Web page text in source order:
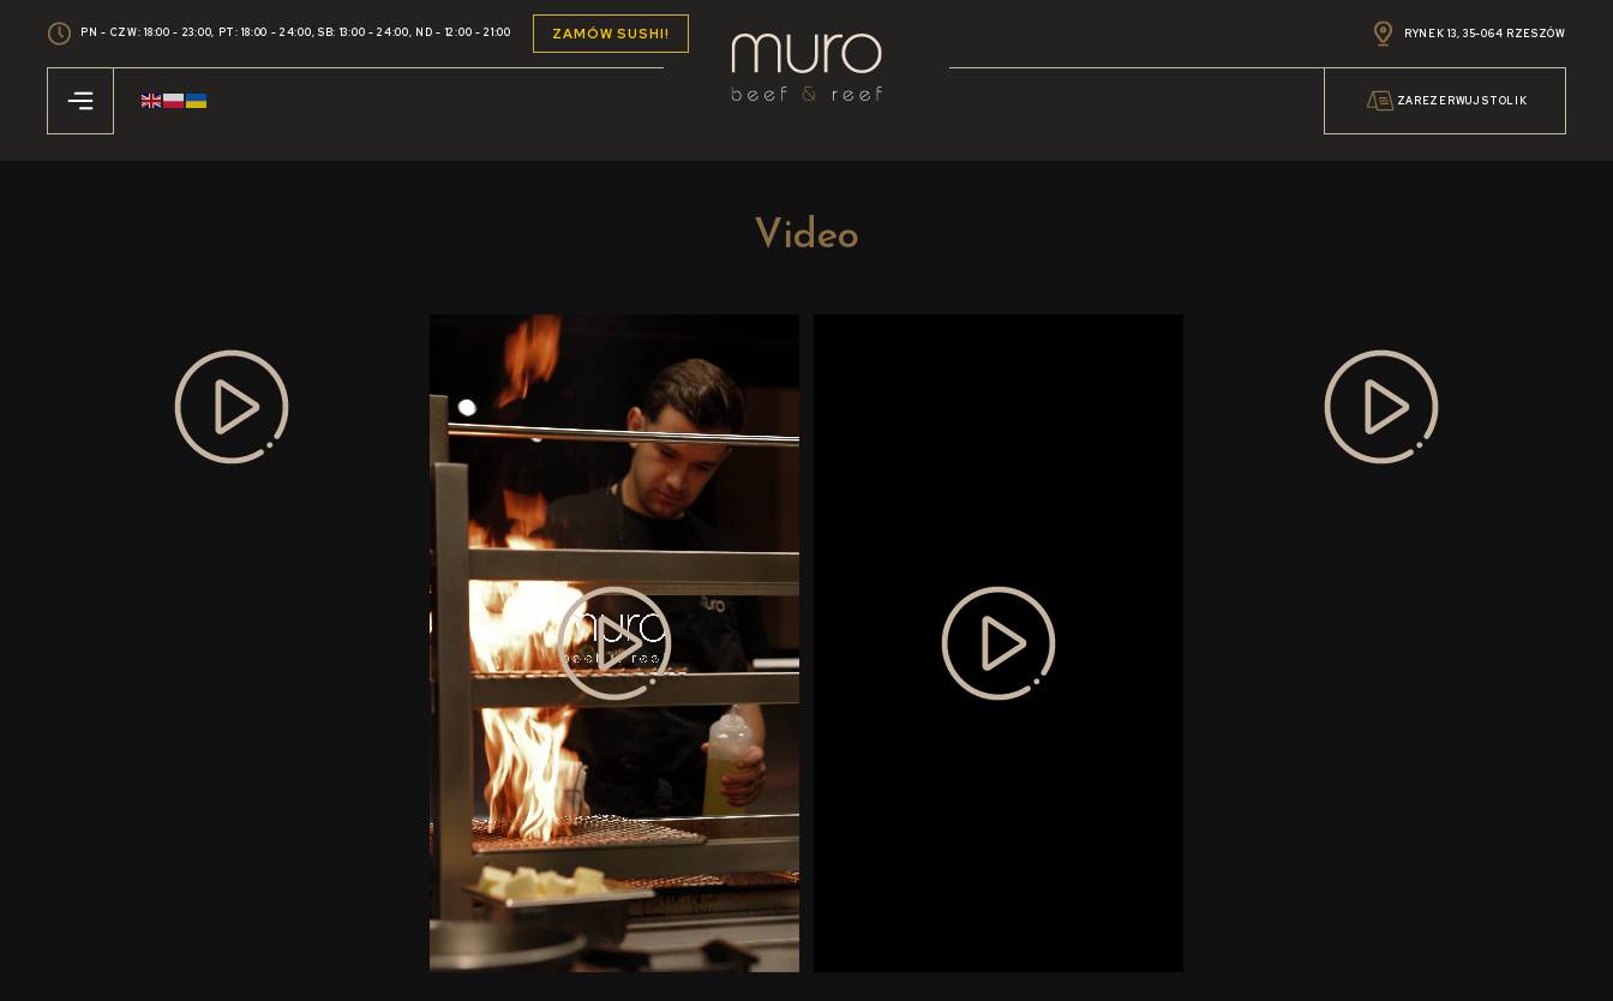
PN - CZW: 18:00 - 23:00, PT: 18:00 - 24:00, SB: 13:00 - 24:00, ND - 12:00 - 21:00 ZAMÓW SUSHI! RYNEK 13, 35-064 RZESZÓW
ZAREZERWUJ STOLIK
Video